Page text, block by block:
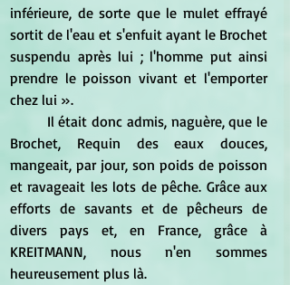
inférieure, de sorte que le mulet effrayé
sortit de l'eau et s'enfuit ayant le Brochet
suspendu après lui ; l'homme put ainsi
prendre le poisson vivant et l'emporter
chez lui ».
Brochet, Requin des eaux douces,
mangeait, par jour, son poids de poisson
et ravageait les lots de pêche. Grâce aux
efforts de savants et de pêcheurs de
divers pays et, en France, grâce à
KREITMANN, nous n'en sommes
heureusement plus là.